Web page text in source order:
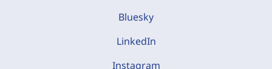
Bluesky
LinkedIn
Instagram